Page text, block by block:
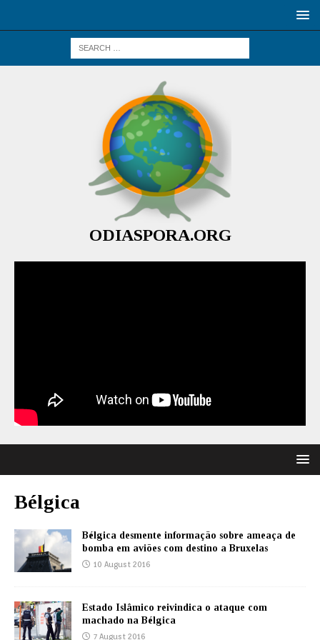
ODIASPORA.ORG
Bélgica
Bélgica desmente informação sobre ameaça de
bomba em aviões com destino a Bruxelas
10 August 2016
Estado Islâmico reivindica o ataque com
machado na Bélgica
7 August 2016